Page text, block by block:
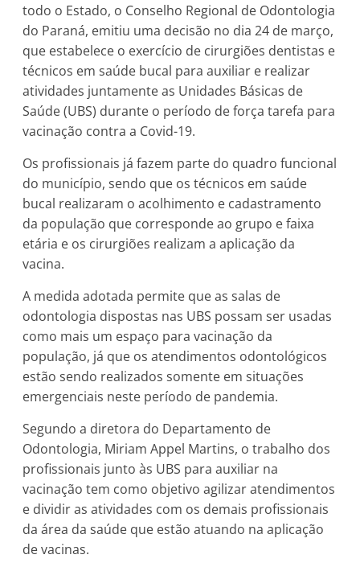
todo o Estado, o Conselho Regional de Odontologia
do Paraná, emitiu uma decisão no dia 24 de março,
que estabelece o exercício de cirurgiões dentistas e
técnicos em saúde bucal para auxiliar e realizar
atividades juntamente as Unidades Básicas de
Saúde (UBS) durante o período de força tarefa para
vacinação contra a Covid-19.
Os profissionais já fazem parte do quadro funcional
do município, sendo que os técnicos em saúde
bucal realizaram o acolhimento e cadastramento
da população que corresponde ao grupo e faixa
etária e os cirurgiões realizam a aplicação da
vacina.
A medida adotada permite que as salas de
odontologia dispostas nas UBS possam ser usadas
como mais um espaço para vacinação da
população, já que os atendimentos odontológicos
estão sendo realizados somente em situações
emergenciais neste período de pandemia.
Segundo a diretora do Departamento de
Odontologia, Miriam Appel Martins, o trabalho dos
profissionais junto às UBS para auxiliar na
vacinação tem como objetivo agilizar atendimentos
e dividir as atividades com os demais profissionais
da área da saúde que estão atuando na aplicação
de vacinas.